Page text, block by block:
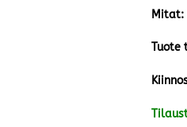
Mitat:
Tuote